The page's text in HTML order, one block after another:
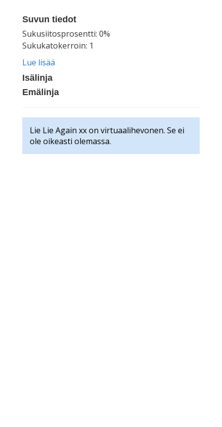
Suvun tiedot
Sukusiitosprosentti: 0%
Sukukatokerroin: 1
Lue lisää
Isälinja
Emälinja
Lie Lie Again xx on virtuaalihevonen. Se ei
ole oikeasti olemassa.